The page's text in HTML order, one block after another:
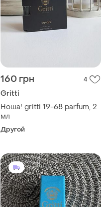
160 грн 4
Gritti
Ноша! gritti 19-68 parfum, 2
мл
Другой